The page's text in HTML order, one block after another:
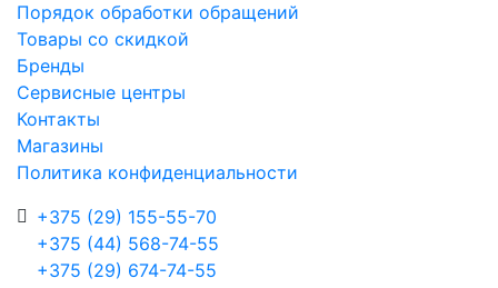
Порядок обработки обращений
Товары со скидкой
Бренды
Сервисные центры
Контакты
Магазины
Политика конфиденциальности
+375 (29) 155-55-70
+375 (44) 568-74-55
+375 (29) 674-74-55